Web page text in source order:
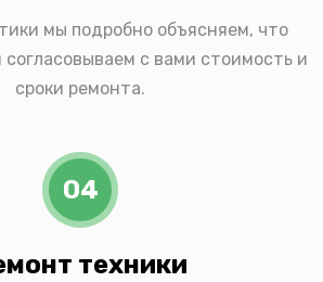
мы подробно объясняем, что
с вами стоимость и
сроки ремонта.
04
техники